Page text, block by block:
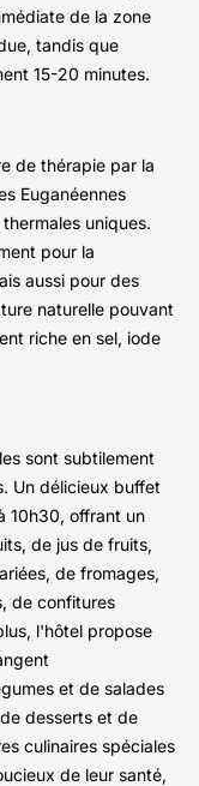
de la zone
tandis que
15-20 minutes.
de thérapie par la
Euganéennes
uniques.
pour la
aussi pour des
naturelle pouvant
riche en sel, iode
sont subtilement
Un délicieux buffet
10h30, offrant un
de jus de fruits,
de fromages,
de confitures
l'hôtel propose
et de salades
desserts et de
culinaires spéciales
de leur santé,